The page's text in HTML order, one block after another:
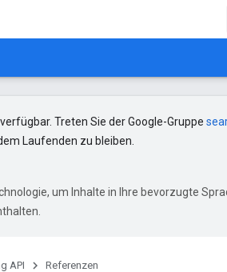
Treten Sie der Google-Gruppe
Laufenden zu bleiben.
um Inhalte in Ihre bevorzugte
API Referenzen